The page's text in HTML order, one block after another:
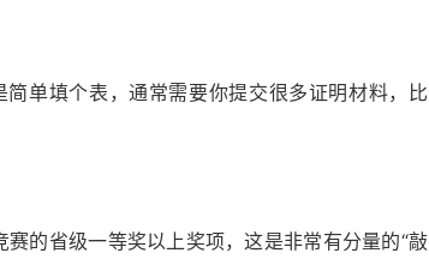
单填个表，通常需要你提交很多证明材料，比
的省级一等奖以上奖项，这是非常有分量的“敲